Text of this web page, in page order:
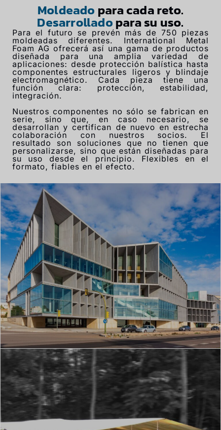
Moldeadopara cada reto.
Desarrolladopara su uso.
Para el futuro se prevén más de 750 piezas
moldeadas diferentes. International Metal
Foam AG ofrecerá así una gama de productos
diseñada para una amplia variedad de
aplicaciones: desde protección balística hasta
componentes estructurales ligeros y blindaje
electromagnético. Cada pieza tiene una
función clara: protección, estabilidad,
integración.
Nuestros componentes no sólo se fabrican en
serie, sino que, en caso necesario, se
desarrollan y certifican de nuevo en estrecha
colaboración con nuestros socios. El
resultado son soluciones que no tienen que
personalizarse, sino que están diseñadas para
su uso desde el principio. Flexibles en el
formato, fiables en el efecto.
Revestimiento de fachada con
paneles de espuma metálica